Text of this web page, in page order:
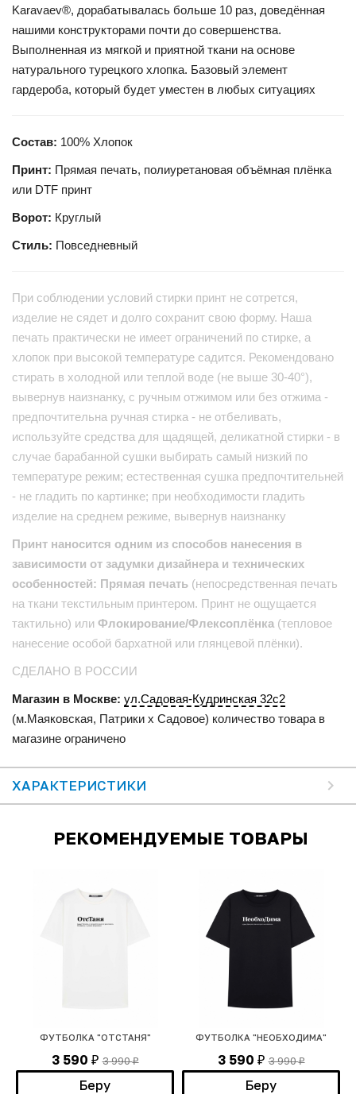
Karavaev®, дорабатывалась больше 10 раз, доведённая
нашими конструкторами почти до совершенства.
Выполненная из мягкой и приятной ткани на основе
натурального турецкого хлопка. Базовый элемент
гардероба, который будет уместен в любых ситуациях
Состав: 100% Хлопок
Принт: Прямая печать, полиуретановая объёмная плёнка
или DTF принт
Ворот: Круглый
Стиль: Повседневный
При соблюдении условий стирки принт не сотрется,
изделие не сядет и долго сохранит свою форму. Наша
печать практически не имеет ограничений по стирке, а
хлопок при высокой температуре садится. Рекомендовано
стирать в холодной или теплой воде (не выше 30-40°),
вывернув наизнанку, с ручным отжимом или без отжима -
предпочтительна ручная стирка - не отбеливать,
используйте средства для щадящей, деликатной стирки - в
случае барабанной сушки выбирать самый низкий по
температуре режим; естественная сушка предпочтительней
- не гладить по картинке; при необходимости гладить
изделие на среднем режиме, вывернув наизнанку
Принт наносится одним из способов нанесения в
зависимости от задумки дизайнера и технических
особенностей: Прямая печать (непосредственная печать
на ткани текстильным принтером. Принт не ощущается
тактильно) или Флокирование/Флексоплёнка (тепловое
нанесение особой бархатной или глянцевой плёнки).
СДЕЛАНО В РОССИИ
Магазин в Москве: ул.Садовая-Кудринская 32с2
(м.Маяковская, Патрики x Садовое) количество товара в
магазине ограничено
ХАРАКТЕРИСТИКИ
РЕКОМЕНДУЕМЫЕ ТОВАРЫ
ФУТБОЛКА "ОТСТАНЯ"
3 590 ₽ 3 990₽
Беру
ФУТБОЛКА "НЕОБХОДИМА"
3 590 ₽ 3 990₽
Беру